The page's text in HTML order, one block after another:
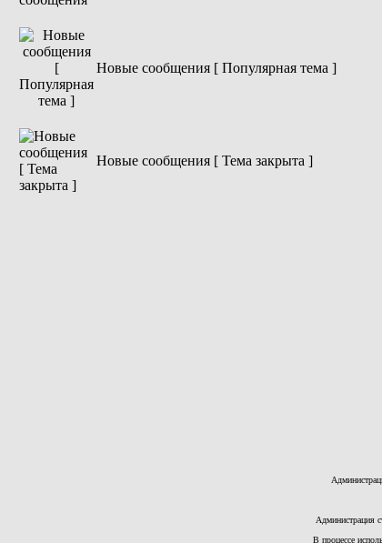
Новые сообщения [ Популярная тема ]
Новые сообщения [ Тема закрыта ]
Администрация
В процессе